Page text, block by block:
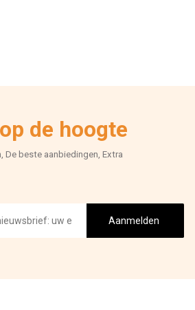
de hoogte
De beste aanbiedingen, Extra
Aanmelden